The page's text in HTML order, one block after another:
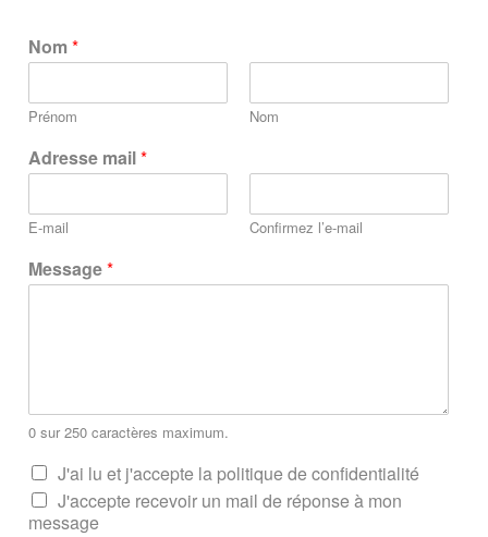
Nom *
Prénom Nom
Adresse mail*
E-mail Confirmez l’e-mail
Message*
0 sur 250 caractères maximum.
J'ai lu et j'accepte la politique de confidentialité
J'accepte recevoir un mail de réponse à mon
message